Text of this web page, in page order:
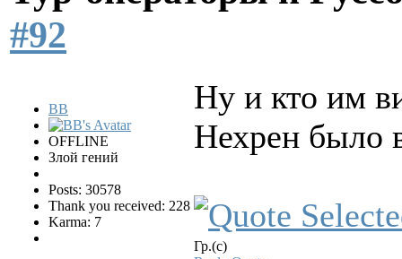
#92
BB
OFFLINE
Злой гений
Posts: 30578
Thank you received: 228
Karma: 7
Ну и кто им
Нехрен было
Гр.(с)